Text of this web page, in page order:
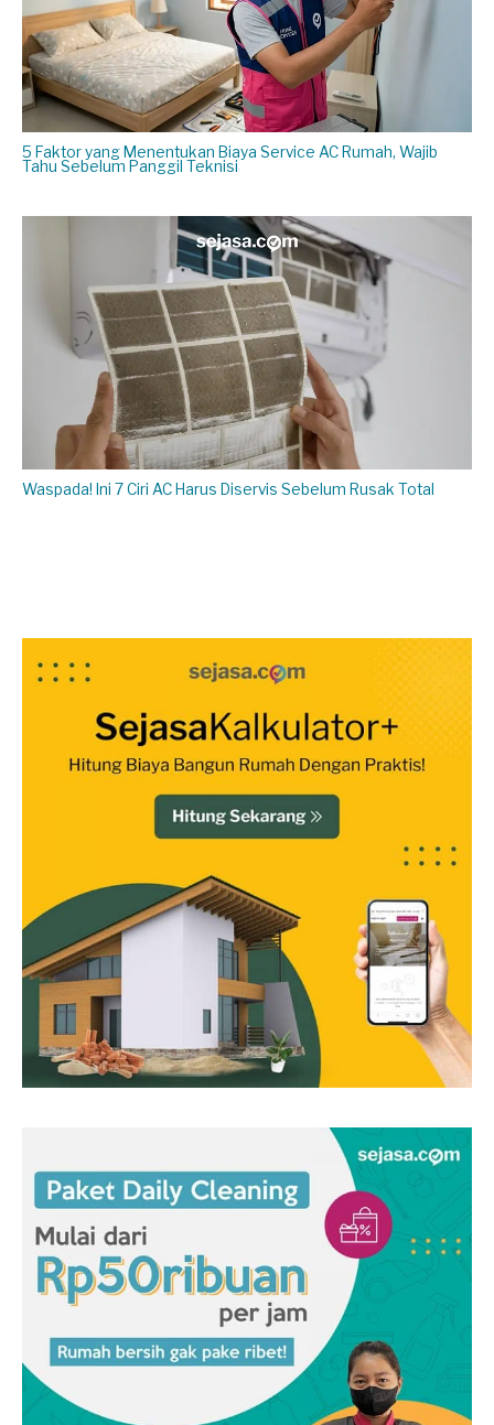
5 Faktor yang Menentukan Biaya Service AC Rumah, Wajib
Tahu Sebelum Panggil Teknisi
Waspada! Ini 7 Ciri AC Harus Diservis Sebelum Rusak Total